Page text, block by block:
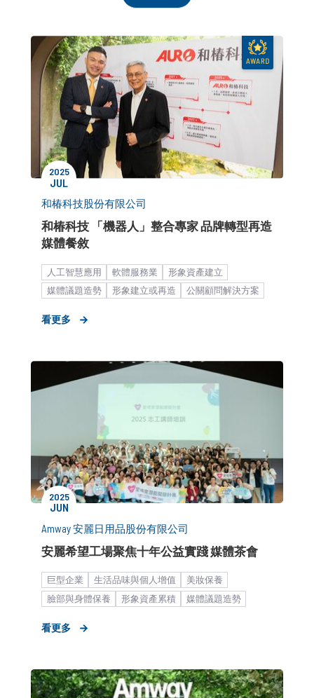
2025
JUL
和椿科技股份有限公司
和椿科技 「機器人」整合專家 品牌轉型再造
媒體餐敘
人工智慧應用 軟體服務業
形象資產建立
媒體議題造勢
形象建立或再造
公關顧問解決方案
看更多
2025
JUN
Amway 安麗日用品股份有限公司
安麗希望工場聚焦十年公益實踐 媒體茶會
巨型企業 生活品味與個人增值
美妝保養
臉部與身體保養
形象資產累積
媒體議題造勢
媒體小聚／餐敘
看更多